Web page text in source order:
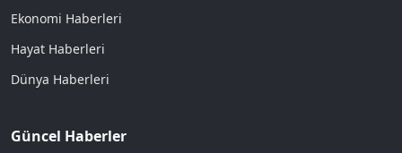
Ekonomi Haberleri
Hayat Haberleri
Dünya Haberleri
Güncel Haberler